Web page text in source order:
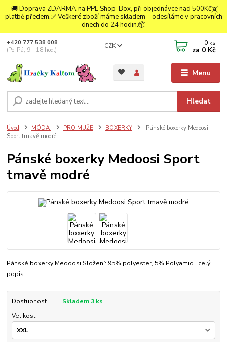
🚚 Doprava ZDARMA na PPL Shop-Box, při objednávce nad 500Kč a
platbě předem.✅ Veškeré zboží máme skladem – odesíláme v pracovních
dnech do 24 hodin.📦
Menu
CZK
Hledat
+420 777 538 008
(Po-Pá, 9 - 18 hod.)
0 ks
za 0 Kč
Úvod MÓDA PRO MUŽE BOXERKY
Pánské boxerky Medoosi
Sport tmavě modré
Pánské boxerky Medoosi Sport
tmavě modré
Pánské boxerky Medoosi Složení: 95% polyester, 5% Polyamid celý
popis
Dostupnost
Skladem 3 ks
Velikost